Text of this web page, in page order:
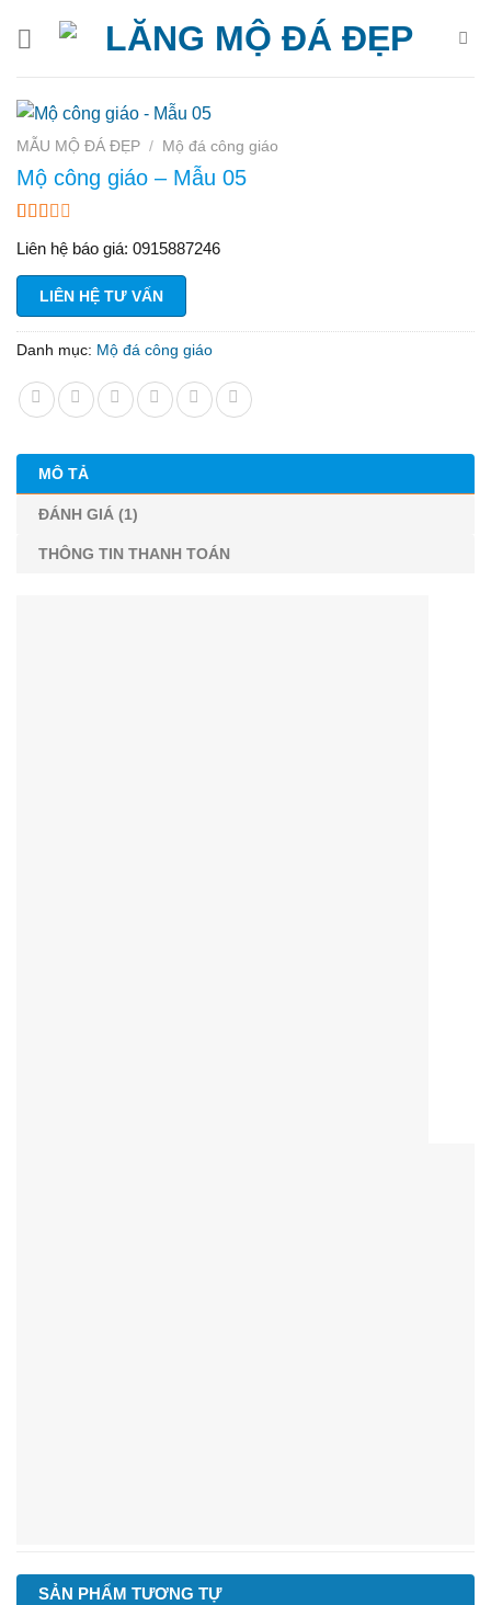
MẪU MỘ ĐÁ ĐẸP / Mộ đá công giáo
Mộ công giáo – Mẫu 05
trên
5
dựa
trên
giá
Liên hệ báo giá: 0915887246
LIÊN HỆ TƯ VẤN
Danh mục: Mộ đá công giáo
MÔ TẢ
ĐÁNH GIÁ (1)
THÔNG TIN THANH TOÁN
SẢN PHẨM TƯƠNG TỰ